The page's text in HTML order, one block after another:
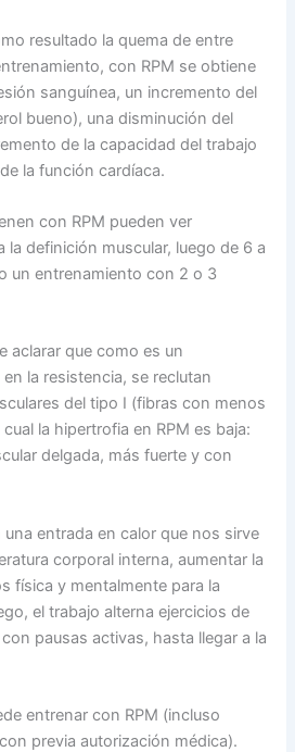
resultado la quema de entre
con RPM se obtiene
sanguínea, un incremento del
bueno), una disminución del
de la capacidad del trabajo
la función cardíaca.
con RPM pueden ver
la definición muscular, luego de 6 a
un entrenamiento con 2 o 3
aclarar que como es un
la resistencia, se reclutan
del tipo I (fibras con menos
la hipertrofia en RPM es baja:
delgada, más fuerte y con
entrada en calor que nos sirve
corporal interna, aumentar la
física y mentalmente para la
el trabajo alterna ejercicios de
pausas activas, hasta llegar a la
entrenar con RPM (incluso
previa autorización médica).